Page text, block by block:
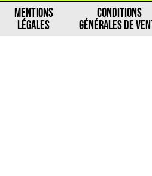
MENTIONS
LÉGALES
CONDITIONS
GÉNÉRALES DE